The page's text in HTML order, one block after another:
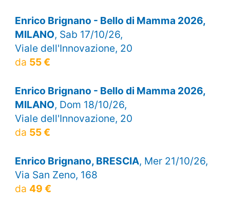
Enrico Brignano - Bello di Mamma 2026,
MILANO, Sab 17/10/26,
Viale dell'Innovazione, 20
da 55 €
Enrico Brignano - Bello di Mamma 2026,
MILANO, Dom 18/10/26,
Viale dell'Innovazione, 20
da 55 €
Enrico Brignano, BRESCIA, Mer 21/10/26,
Via San Zeno, 168
da 49 €